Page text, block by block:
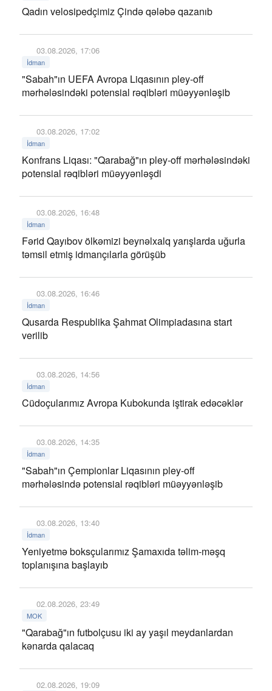
Qadın velosipedçimiz Çində qələbə qazanıb
03.08.2026, 17:06
İdman
"Sabah"ın UEFA Avropa Liqasının pley-off
mərhələsindəki potensial rəqibləri müəyyənləşib
03.08.2026, 17:02
İdman
Konfrans Liqası: "Qarabağ"ın pley-off mərhələsindəki
potensial rəqibləri müəyyənləşdi
03.08.2026, 16:48
İdman
Fərid Qayıbov ölkəmizi beynəlxalq yarışlarda uğurla
təmsil etmiş idmançılarla görüşüb
03.08.2026, 16:46
İdman
Qusarda Respublika Şahmat Olimpiadasına start
verilib
03.08.2026, 14:56
İdman
Cüdoçularımız Avropa Kubokunda iştirak edəcəklər
03.08.2026, 14:35
İdman
"Sabah"ın Çempionlar Liqasının pley-off
mərhələsində potensial rəqibləri müəyyənləşib
03.08.2026, 13:40
İdman
Yeniyetmə boksçularımız Şamaxıda təlim-məşq
toplanışına başlayıb
02.08.2026, 23:49
MOK
"Qarabağ"ın futbolçusu iki ay yaşıl meydanlardan
kənarda qalacaq
02.08.2026, 19:09